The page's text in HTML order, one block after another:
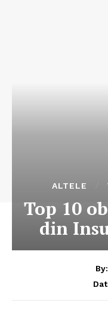
ALTELE
Top 10
din
By: